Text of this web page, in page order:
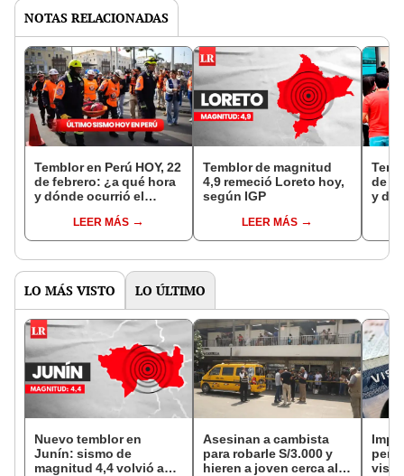
NOTAS RELACIONADAS
Temblor en Perú HOY, 22
de febrero: ¿a qué hora
y dónde ocurrió el
LEER MÁS
Temblor de magnitud
4,9 remeció Loreto hoy,
según IGP
LEER MÁS
de
y
LO MÁS VISTO LO ÚLTIMO
Nuevo temblor en
Junín: sismo de
magnitud 4,4 volvió a
Asesinan a cambista
para robarle S/3.000 y
hieren a joven cerca al